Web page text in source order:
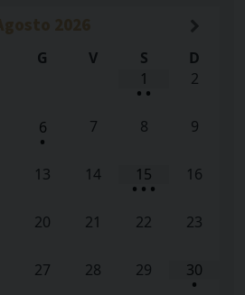
G V S
D
1
• •
2
6
•
7 8 9
13 14 15
• • •
16
20 21 22 23
27 28 29 30
•